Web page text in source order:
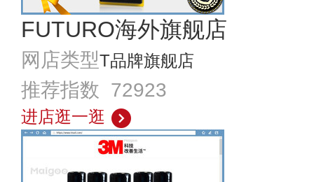
FUTURO海外旗舰店
网店类型T品牌旗舰店
推荐指数 72923
进店逛一逛